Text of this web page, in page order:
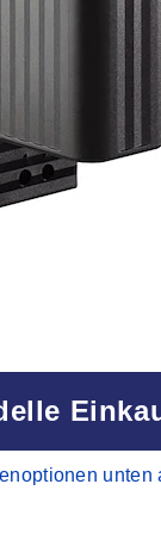
unten